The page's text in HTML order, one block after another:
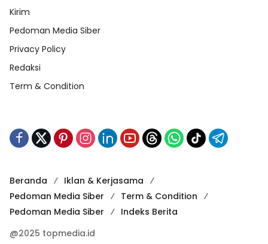
Kirim
Pedoman Media Siber
Privacy Policy
Redaksi
Term & Condition
Beranda
Iklan & Kerjasama
Pedoman Media Siber
Term & Condition
Pedoman Media Siber
Indeks Berita
@2025 topmedia.id